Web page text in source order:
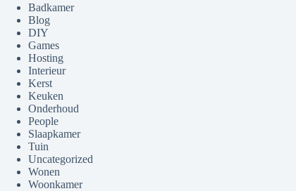
Badkamer
Blog
DIY
Games
Hosting
Interieur
Kerst
Keuken
Onderhoud
People
Slaapkamer
Tuin
Uncategorized
Wonen
Woonkamer